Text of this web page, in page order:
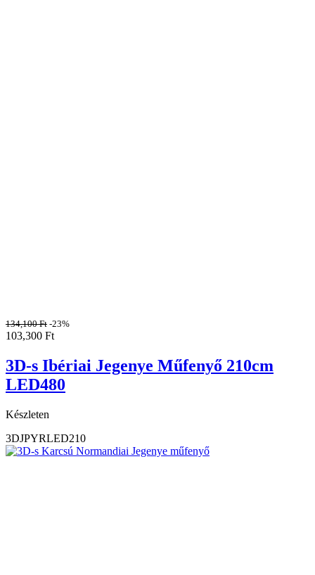
134,100Ft -23%
103,300 Ft
3D-s Ibériai Jegenye Műfenyő 210cm
LED480
Készleten
3DJPYRLED210